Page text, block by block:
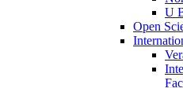
U
Open